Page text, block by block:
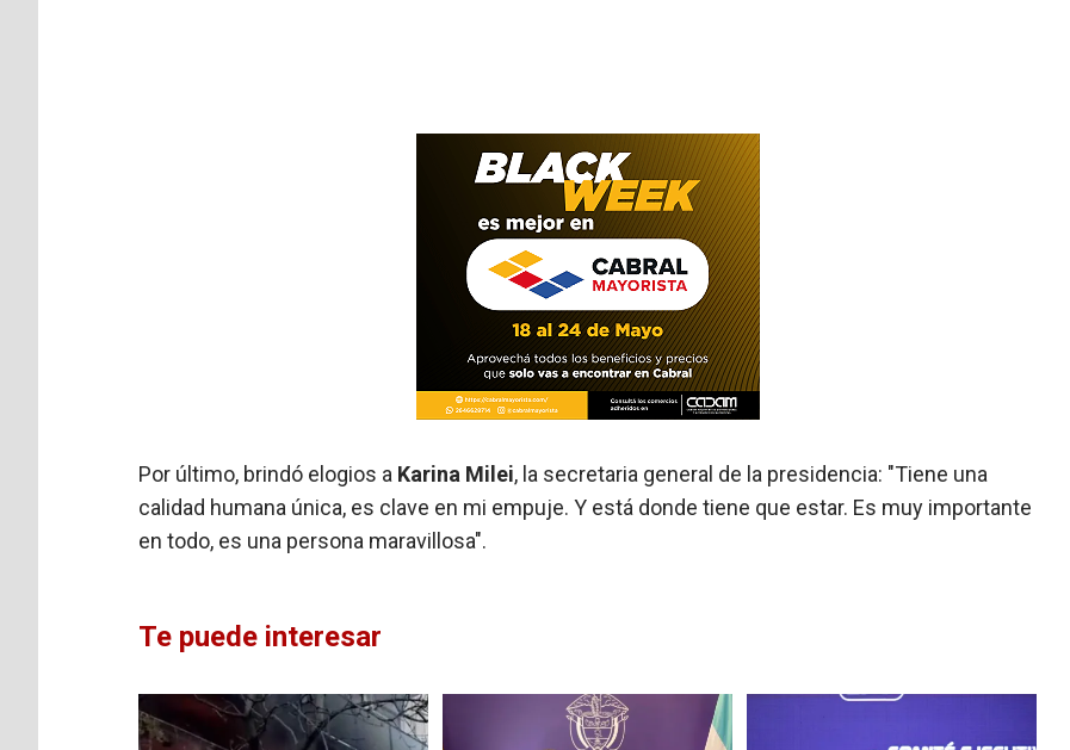
Por último, brindó elogios a Karina Milei, la secretaria general de la presidencia: "Tiene una
calidad humana única, es clave en mi empuje. Y está donde tiene que estar. Es muy importante
en todo, es una persona maravillosa".
Te puede interesar